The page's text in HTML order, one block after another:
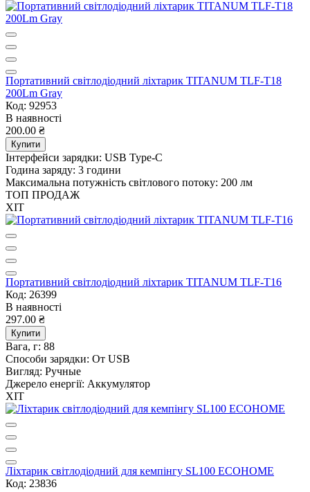
Портативний світлодіодний ліхтарик TITANUM TLF-T18
200Lm Gray
Код: 92953
В наявності
200.00 ₴
Купити
Інтерфейси зарядки: USB Type-C
Година заряду: 3 години
Максимальна потужність світлового потоку: 200 лм
ТОП ПРОДАЖ
ХІТ
Портативний світлодіодний ліхтарик TITANUM TLF-T16
Код: 26399
В наявності
297.00 ₴
Купити
Вага, г: 88
Способи зарядки: От USB
Вигляд: Ручные
Джерело енергії: Аккумулятор
ХІТ
Ліхтарик світлодіодний для кемпінгу SL100 ECOНОМЕ
Код: 23836